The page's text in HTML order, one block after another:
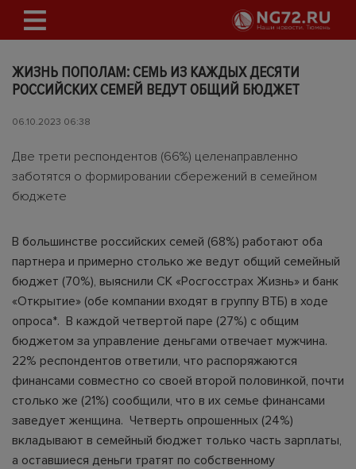
ЖИЗНЬ ПОПОЛАМ: СЕМЬ ИЗ КАЖДЫХ ДЕСЯТИ
РОССИЙСКИХ СЕМЕЙ ВЕДУТ ОБЩИЙ БЮДЖЕТ
06.10.2023 06:38
Две трети респондентов (66%) целенаправленно
заботятся о формировании сбережений в семейном
бюджете
В большинстве российских семей (68%) работают оба
партнера и примерно столько же ведут общий семейный
бюджет (70%), выяснили СК «Росгосстрах Жизнь» и банк
«Открытие» (обе компании входят в группу ВТБ) в ходе
опроса*. В каждой четвертой паре (27%) с общим
бюджетом за управление деньгами отвечает мужчина.
22% респондентов ответили, что распоряжаются
финансами совместно со своей второй половинкой, почти
столько же (21%) сообщили, что в их семье финансами
заведует женщина. Четверть опрошенных (24%)
вкладывают в семейный бюджет только часть зарплаты,
а оставшиеся деньги тратят по собственному